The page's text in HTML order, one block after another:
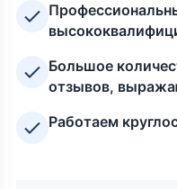
Большое
отзывов,
Работаем